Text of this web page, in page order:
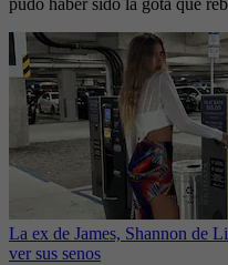
pudo haber sido la gota que
La ex de James, Shannon de
ver sus senos